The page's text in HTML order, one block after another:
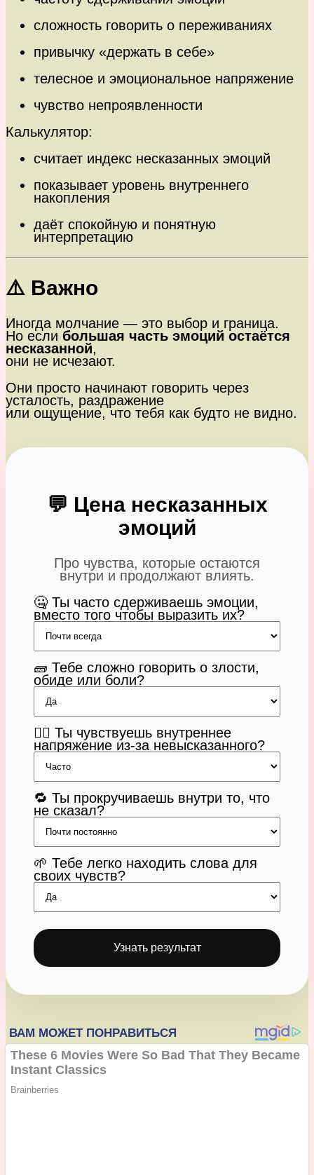
сложность говорить о переживаниях
привычку «держать в себе»
телесное и эмоциональное напряжение
чувство непроявленности
Калькулятор:
считает индекс несказанных эмоций
показывает уровень внутреннего
накопления
даёт спокойную и понятную
интерпретацию
⚠️ Важно
Иногда молчание — это выбор и граница.
Но если большая часть эмоций остаётся
несказанной,
они не исчезают.
Они просто начинают говорить через
усталость, раздражение
или ощущение, что тебя как будто не видно.
💬 Цена несказанных
эмоций
Про чувства, которые остаются
внутри и продолжают влиять.
🤐 Ты часто сдерживаешь эмоции,
вместо того чтобы выразить их?
🧱 Тебе сложно говорить о злости,
обиде или боли?
😮‍💨 Ты чувствуешь внутреннее
напряжение из-за невысказанного?
🔁 Ты прокручиваешь внутри то, что
не сказал?
🌱 Тебе легко находить слова для
своих чувств?
Узнать результат